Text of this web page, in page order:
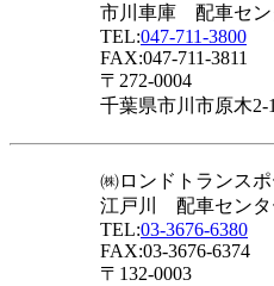
市川車庫 配車セン
TEL:047-711-3800
FAX:047-711-3811
〒272-0004
千葉県市川市原木2-
㈱ロンドトランス
江戸川 配車センタ
TEL:03-3676-6380
FAX:03-3676-6374
〒132-0003